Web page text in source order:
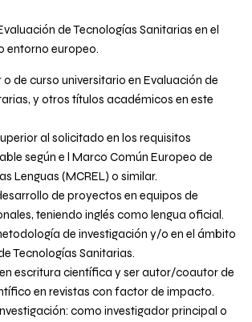
de Tecnologías Sanitarias en el
entorno europeo.
o de curso universitario en Evaluación de
y otros títulos académicos en este
al solicitado en los requisitos
según e l Marco Común Europeo de
Lenguas (MCREL) o similar.
de proyectos en equipos de
teniendo inglés como lengua oficial.
de investigación y/o en el ámbito
Tecnologías Sanitarias.
escritura científica y ser autor/coautor de
en revistas con factor de impacto.
como investigador principal o